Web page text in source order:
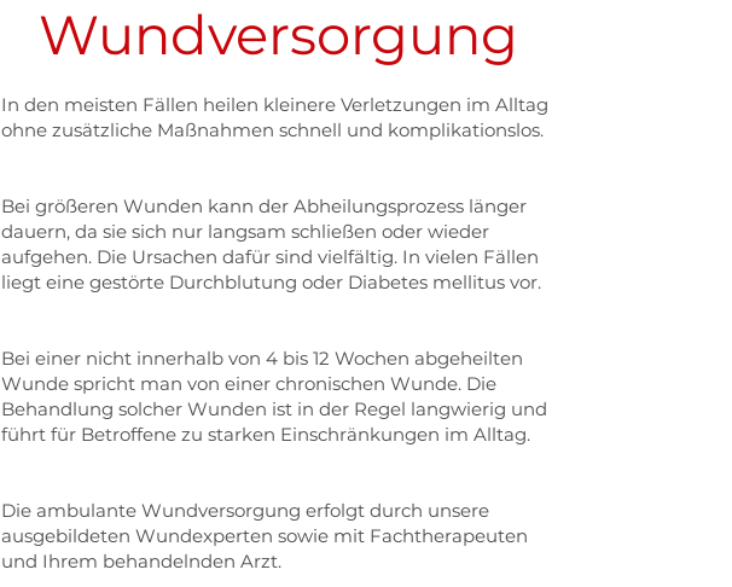
Wundversorgung
In den meisten Fällen heilen kleinere Verletzungen im Alltag
ohne zusätzliche Maßnahmen schnell und komplikationslos.
Bei größeren Wunden kann der Abheilungsprozess länger
dauern, da sie sich nur langsam schließen oder wieder
aufgehen. Die Ursachen dafür sind vielfältig. In vielen Fällen
liegt eine gestörte Durchblutung oder Diabetes mellitus vor.
Bei einer nicht innerhalb von 4 bis 12 Wochen abgeheilten
Wunde spricht man von einer chronischen Wunde. Die
Behandlung solcher Wunden ist in der Regel langwierig und
führt für Betroffene zu starken Einschränkungen im Alltag.
Die ambulante Wundversorgung erfolgt durch unsere
ausgebildeten Wundexperten sowie mit Fachtherapeuten
und Ihrem behandelnden Arzt.